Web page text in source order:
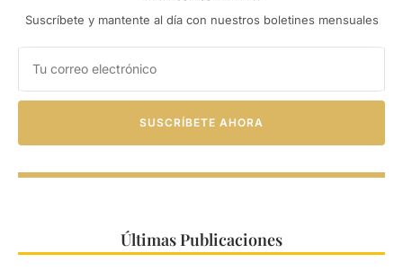
Suscríbete y mantente al día con nuestros boletines mensuales
SUSCRÍBETE AHORA
Últimas Publicaciones